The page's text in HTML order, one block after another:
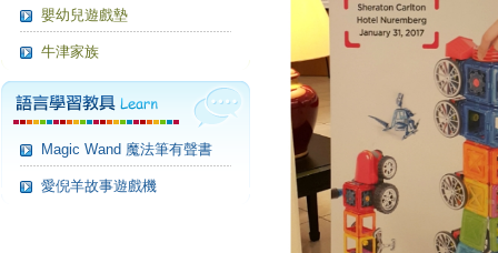
嬰幼兒遊戲墊
牛津家族
Magic Wand 魔法筆有聲書
愛倪羊故事遊戲機